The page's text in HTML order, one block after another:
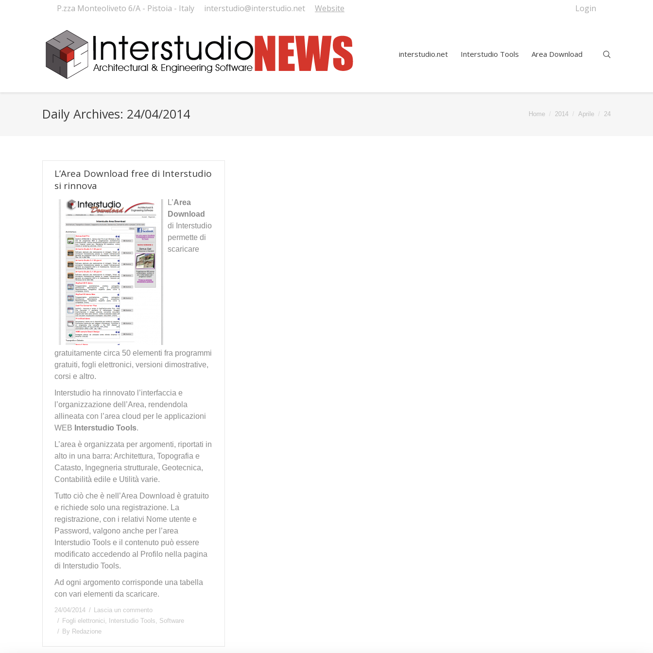
P.zza Monteoliveto 6/A - Pistoia - Italy interstudio@interstudio.net Website Login
interstudio.net Interstudio Tools Area Download
Daily Archives: 24/04/2014 Home 2014 Aprile 24
L’Area Download free di Interstudio
si rinnova
L’Area
Download
di Interstudio
permette di
scaricare
gratuitamente circa 50 elementi fra programmi
gratuiti, fogli elettronici, versioni dimostrative,
corsi e altro.
Interstudio ha rinnovato l’interfaccia e
l’organizzazione dell’Area, rendendola
allineata con l’area cloud per le applicazioni
WEB Interstudio Tools.
L’area è organizzata per argomenti, riportati in
alto in una barra: Architettura, Topografia e
Catasto, Ingegneria strutturale, Geotecnica,
Contabilità edile e Utilità varie.
Tutto ciò che è nell’Area Download è gratuito
e richiede solo una registrazione. La
registrazione, con i relativi Nome utente e
Password, valgono anche per l’area
Interstudio Tools e il contenuto può essere
modificato accedendo al Profilo nella pagina
di Interstudio Tools.
Ad ogni argomento corrisponde una tabella
con vari elementi da scaricare.
24/04/2014
Lascia un commento
Fogli elettronici, Interstudio Tools, Software
By Redazione